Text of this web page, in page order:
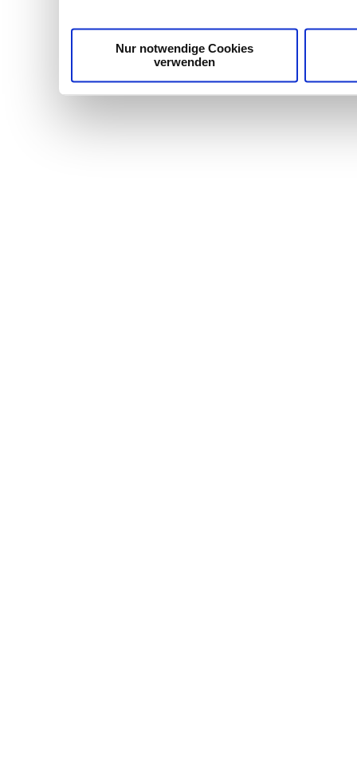
Nur notwendige Cookies
verwenden